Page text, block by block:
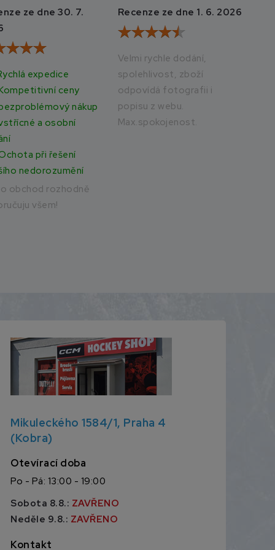
ze dne 30. 7.
expedice
ceny
nákup
a osobní
při řešení
nedorozumění
obchod rozhodně
všem!
Recenze ze dne 1. 6. 2026
Velmi rychle dodání,
spolehlivost, zboží
odpovídá fotografii i
popisu z webu.
Max.spokojenost.
Mikuleckého 1584/1, Praha 4
(Kobra)
Otevírací doba
Po - Pá: 13:00 - 19:00
Sobota 8.8.: ZAVŘENO
Neděle 9.8.: ZAVŘENO
Kontakt